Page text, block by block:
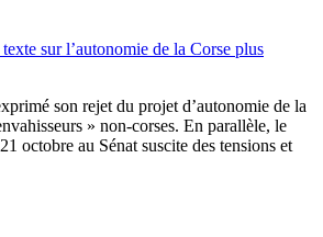
sur l’autonomie de la Corse plus
son rejet du projet d’autonomie de la
» non-corses. En parallèle, le
octobre au Sénat suscite des tensions et